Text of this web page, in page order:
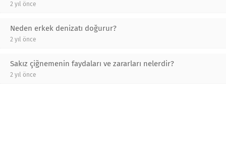
2 yıl önce
Neden erkek denizatı doğurur?
2 yıl önce
Sakız çiğnemenin faydaları ve zararları nelerdir?
2 yıl önce